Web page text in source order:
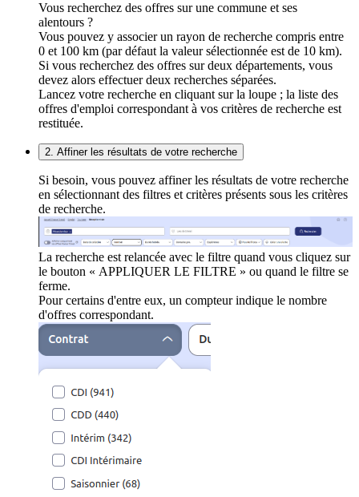
Vous recherchez des offres sur une commune et ses
alentours ?
Vous pouvez y associer un rayon de recherche compris entre
0 et 100 km (par défaut la valeur sélectionnée est de 10 km).
Si vous recherchez des offres sur deux départements, vous
devez alors effectuer deux recherches séparées.
Lancez votre recherche en cliquant sur la loupe ; la liste des
offres d'emploi correspondant à vos critères de recherche est
restituée.
2. Affiner les résultats de votre recherche
Si besoin, vous pouvez affiner les résultats de votre recherche
en sélectionnant des filtres et critères présents sous les critères
de recherche.
La recherche est relancée avec le filtre quand vous cliquez sur
le bouton « APPLIQUER LE FILTRE » ou quand le filtre se
ferme.
Pour certains d'entre eux, un compteur indique le nombre
d'offres correspondant.